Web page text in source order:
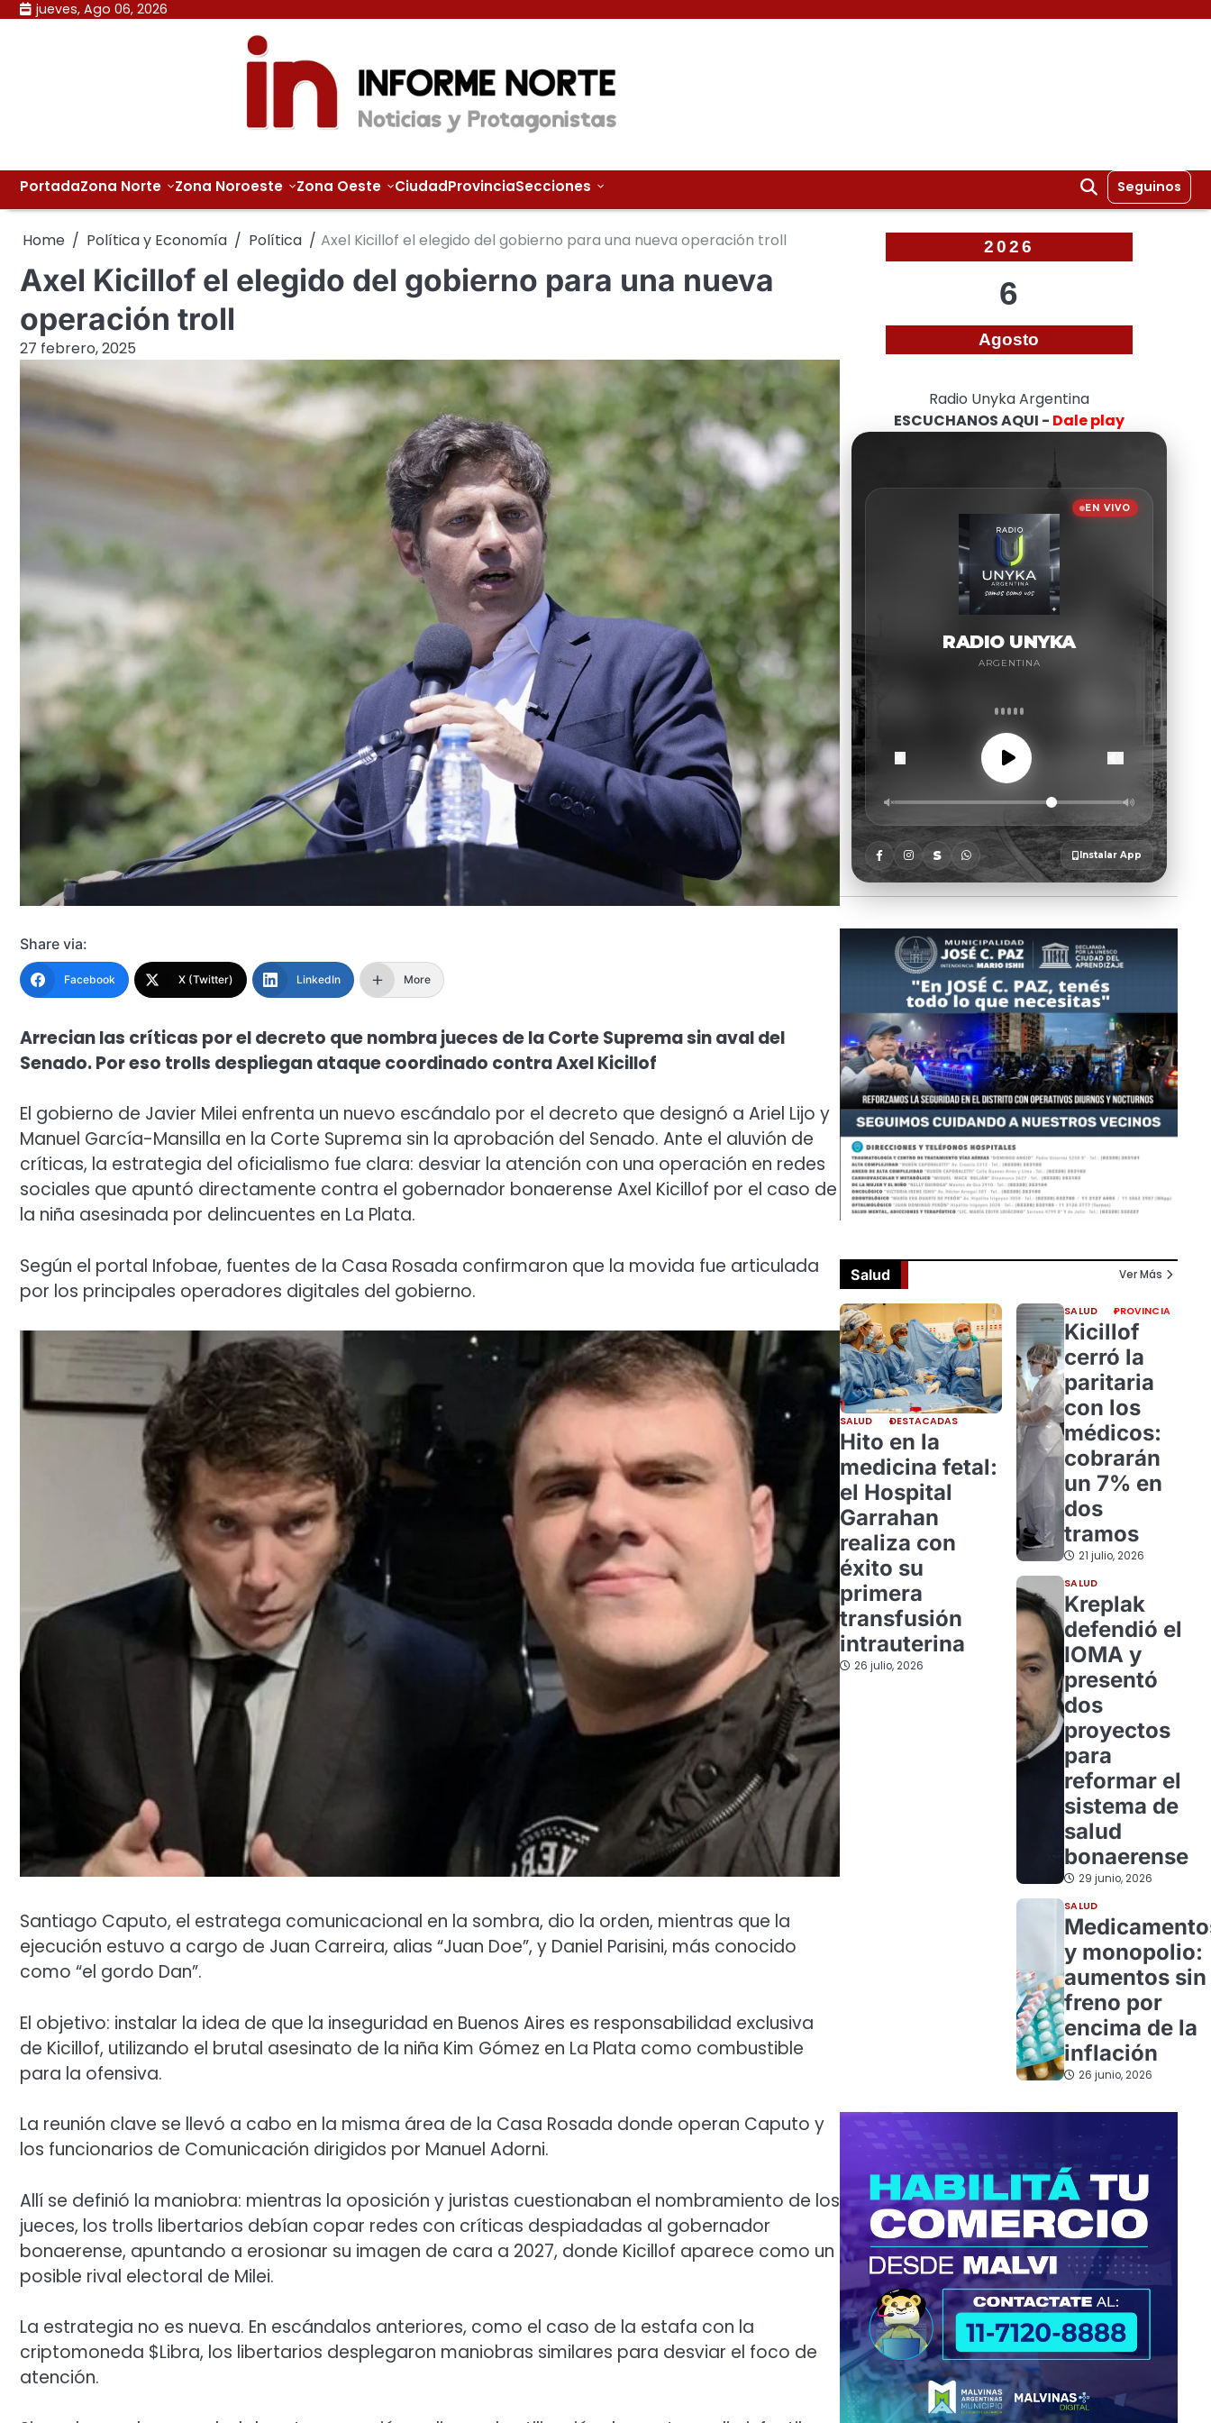
Skip jueves, Ago 06, 2026
PortadaZona Norte Zona Noroeste Zona Oeste CiudadProvinciaSecciones Seguinos
Home Política y Economía Política Axel Kicillof el elegido del gobierno para una nueva operación troll
Axel Kicillof el elegido del gobierno para una nueva
operación troll
27 febrero, 2025
Share via:
Facebook X (Twitter) LinkedIn More
Arrecian las críticas por el decreto que nombra jueces de la Corte Suprema sin aval del
Senado. Por eso trolls despliegan ataque coordinado contra Axel Kicillof
El gobierno de Javier Milei enfrenta un nuevo escándalo por el decreto que designó a Ariel Lijo y
Manuel García-Mansilla en la Corte Suprema sin la aprobación del Senado. Ante el aluvión de
críticas, la estrategia del oficialismo fue clara: desviar la atención con una operación en redes
sociales que apuntó directamente contra el gobernador bonaerense Axel Kicillof por el caso de
la niña asesinada por delincuentes en La Plata.
Según el portal Infobae, fuentes de la Casa Rosada confirmaron que la movida fue articulada
por los principales operadores digitales del gobierno.
Santiago Caputo, el estratega comunicacional en la sombra, dio la orden, mientras que la
ejecución estuvo a cargo de Juan Carreira, alias “Juan Doe”, y Daniel Parisini, más conocido
como “el gordo Dan”.
El objetivo: instalar la idea de que la inseguridad en Buenos Aires es responsabilidad exclusiva
de Kicillof, utilizando el brutal asesinato de la niña Kim Gómez en La Plata como combustible
para la ofensiva.
La reunión clave se llevó a cabo en la misma área de la Casa Rosada donde operan Caputo y
los funcionarios de Comunicación dirigidos por Manuel Adorni.
Allí se definió la maniobra: mientras la oposición y juristas cuestionaban el nombramiento de los
jueces, los trolls libertarios debían copar redes con críticas despiadadas al gobernador
bonaerense, apuntando a erosionar su imagen de cara a 2027, donde Kicillof aparece como un
posible rival electoral de Milei.
La estrategia no es nueva. En escándalos anteriores, como el caso de la estafa con la
criptomoneda $Libra, los libertarios desplegaron maniobras similares para desviar el foco de
atención.
2026
6
Agosto
Radio Unyka Argentina
ESCUCHANOS AQUI - Dale play
Salud Ver Más
SALUD DESTACADAS
Hito en la
medicina fetal:
el Hospital
Garrahan
realiza con
éxito su
primera
transfusión
intrauterina
26 julio, 2026
SALUD PROVINCIA
Kicillof
cerró la
paritaria
con los
médicos:
cobrarán
un 7% en
dos
tramos
21 julio, 2026
SALUD
Kreplak
defendió el
IOMA y
presentó
dos
proyectos
para
reformar el
sistema de
salud
bonaerense
29 junio, 2026
SALUD
y monopolio:
aumentos sin
freno por
encima de la
inflación
26 junio, 2026